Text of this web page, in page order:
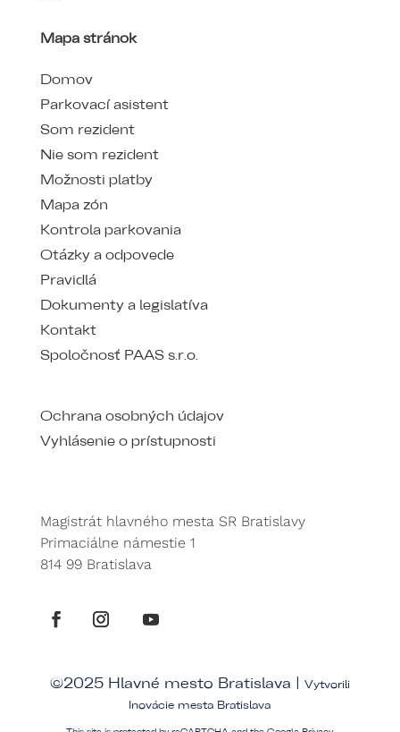
Mapa stránok
Domov
Parkovací asistent
Som rezident
Nie som rezident
Možnosti platby
Mapa zón
Kontrola parkovania
Otázky a odpovede
Pravidlá
Dokumenty a legislatíva
Kontakt
Spoločnosť PAAS s.r.o.
Ochrana osobných údajov
Vyhlásenie o prístupnosti
Magistrát hlavného mesta SR Bratislavy
Primaciálne námestie 1
814 99 Bratislava
©2025 Hlavné mesto Bratislava |
Vytvorili
Inovácie mesta Bratislava